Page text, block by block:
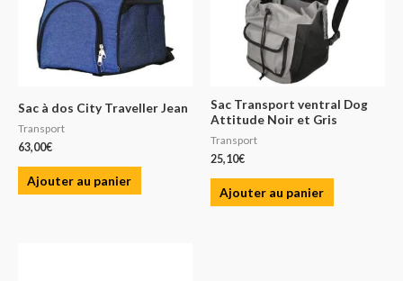
Sac à dos City Traveller Jean
Transport
63,00€
Ajouter au panier
Sac Transport ventral Dog
Attitude Noir et Gris
Transport
25,10€
Ajouter au panier